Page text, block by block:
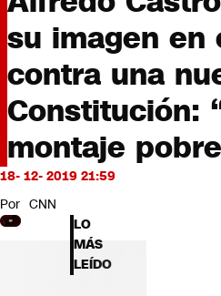
Programas completos
Cultura
Servicios
Bits
CNN tiempo
Futuro 360
Opinión
su imagen en
contra una
Constitución:
montaje
18- 12- 2019 21:59
Por CNN
LO
MÁS
LEÍDO